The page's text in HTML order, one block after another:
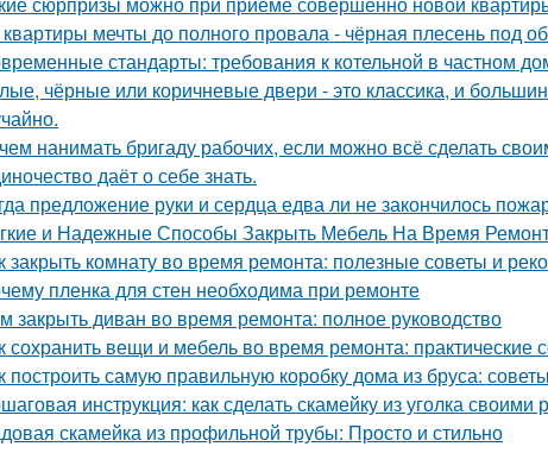
мечты до полного провала - чёрная плесень под
стандарты: требования к котельной в частном
чёрные или коричневые двери - это классика, и
нанимать бригаду рабочих, если можно всё сделать
даёт о себе знать.
предложение руки и сердца едва ли не закончилось
и Надежные Способы Закрыть Мебель На Время
закрыть комнату во время ремонта: полезные советы и
пленка для стен необходима при ремонте
закрыть диван во время ремонта: полное руководство
сохранить вещи и мебель во время ремонта: практические
построить самую правильную коробку дома из бруса:
инструкция: как сделать скамейку из уголка своими
скамейка из профильной трубы: Просто и стильно